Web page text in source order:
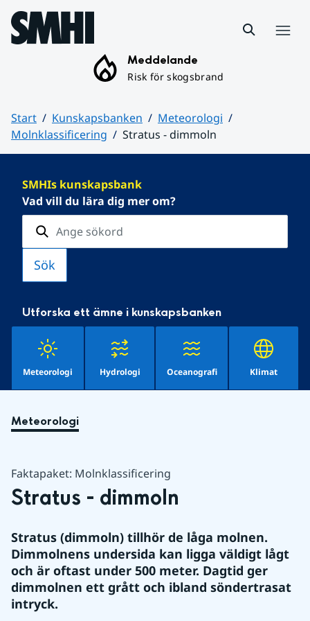
Hoppa till sidans innehåll
Meddelande
Risk för skogsbrand
Start Kunskapsbanken
Meteorologi
Molnklassificering
Stratus - dimmoln
SMHIs kunskapsbank
Vad vill du lära dig mer om?
Utforska ett ämne i kunskapsbanken
Meteorologi Hydrologi Oceanografi Klimat
Meteorologi
Faktapaket: Molnklassificering
Stratus - dimmoln
Stratus (dimmoln) tillhör de låga molnen.
Dimmolnens undersida kan ligga väldigt lågt
och är oftast under 500 meter. Dagtid ger
dimmolnen ett grått och ibland söndertrasat
intryck.